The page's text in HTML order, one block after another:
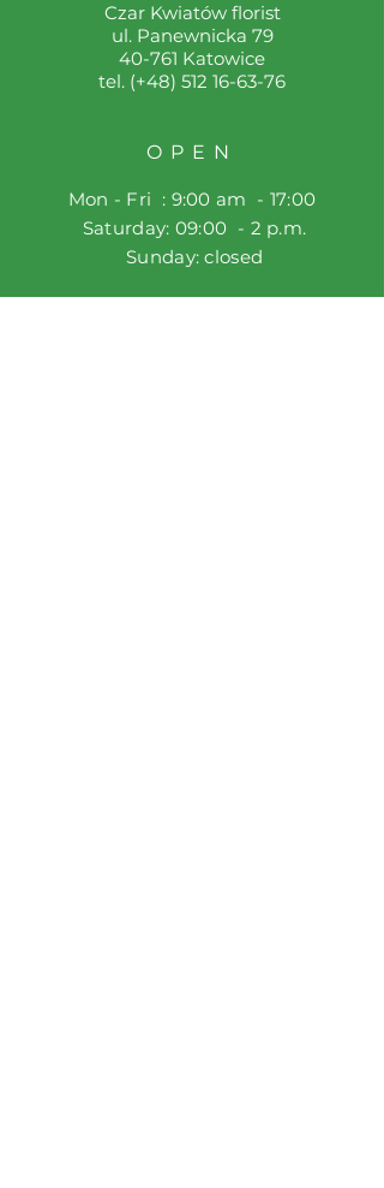
Czar Kwiatów florist
ul. Panewnicka 79
40-761 Katowice
tel. (+48) 512 16-63-76
OPEN
Mon - Fri : 9:00 am - 17:00
​​ Saturday: 09:00 - 2 p.m.
​ Sunday: closed